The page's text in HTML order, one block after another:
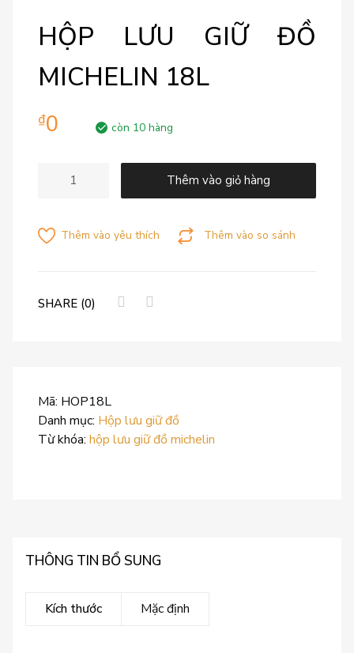
HỘP LƯU GIỮ ĐỒ
MICHELIN 18L
₫0 còn 10 hàng
Thêm vào giỏ hàng
Thêm vào so sánh
Thêm vào yêu thích
SHARE (0)
Mã: HOP18L
Danh mục: Hộp lưu giữ đồ
Từ khóa: hộp lưu giữ đồ michelin
THÔNG TIN BỔ SUNG
Kích thước Mặc định